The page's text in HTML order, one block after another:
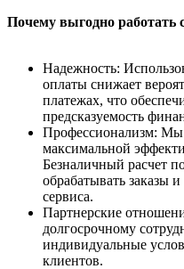
Почему выгодно работать
Надежность:
оплаты снижает
платежах, что
предсказуемость
Профессионализм: Мы
максимальной
Безналичный расчет
обрабатывать заказы
сервиса.
Партнерские
долгосрочному
индивидуальные
клиентов.